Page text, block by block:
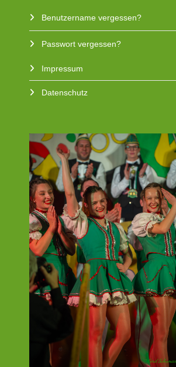
Benutzername vergessen?
Passwort vergessen?
Impressum
Datenschutz